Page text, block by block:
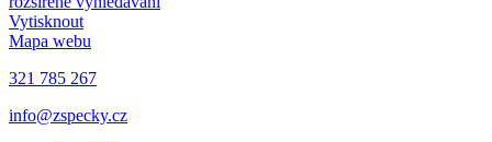
Vytisknout
Mapa webu
321 785 267
info@zspecky.cz